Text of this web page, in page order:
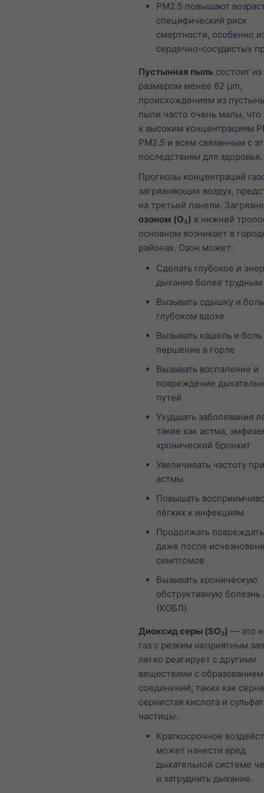
PM2.5 повышают
специфический риск
смертности, особенно
сердечно-сосудистых
Пустынная пыль состоит
размером менее 62 μm,
происхождением из
пыли часто очень малы, что
к высоким концентрациям
PM2.5 и всем связанным с
последствиям для здоровья.
Прогнозы концентраций
загрязняющих воздух,
на третьей панели.
озоном (O₃) в нижней
основном возникает в
районах. Озон может:
Сделать глубокое и
дыхание более трудным
Вызывать одышку и
глубоком вдохе
Вызывать кашель и
першение в горле
Вызывать воспаление и
повреждение
путей
Ухудшать заболевания
такие как астма,
хронический бронхит
Увеличивать частоту
астмы
Повышать
лёгких к инфекциям
Продолжать
даже после
симптомов
Вызывать хроническую
обструктивную болезнь
(ХОБЛ)
Диоксид серы (SO₂) — это
газ с резким неприятным
легко реагирует с другими
веществами с
соединений, таких как
сернистая кислота и
частицы.
Краткосрочное
может нанести вред
дыхательной системе
и затруднить дыхание.